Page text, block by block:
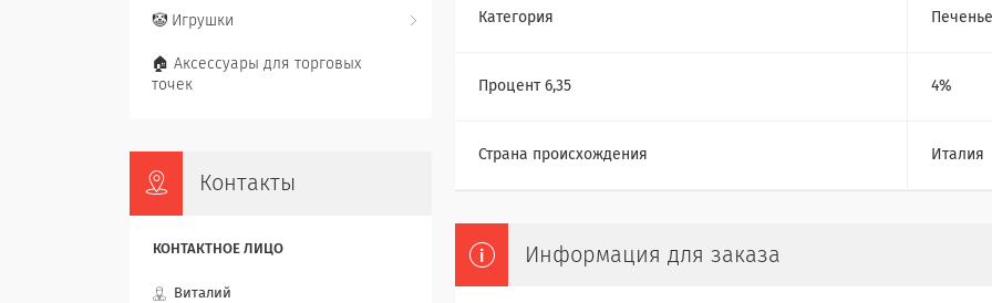
Категория Печенье
Процент 6,35 4%
Страна происхождения Италия
Информация для заказа
🤡 Игрушки
🏠 Аксессуары для торговых
точек
Контакты
Виталий